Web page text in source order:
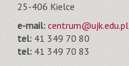
25-406 Kielce
e-mail: centrum@ujk.edu.pl
tel:41 349 70 80
tel:41 349 70 83